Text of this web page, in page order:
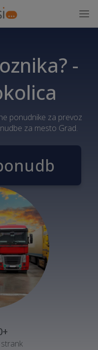
-
ponudnike za prevoz
za mesto Grad.